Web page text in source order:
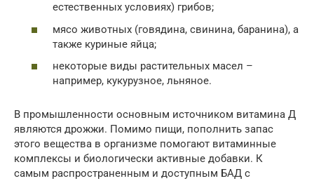
естественных условиях) грибов;
мясо животных (говядина, свинина, баранина), а
также куриные яйца;
некоторые виды растительных масел –
например, кукурузное, льняное.
В промышленности основным источником витамина Д
являются дрожжи. Помимо пищи, пополнить запас
этого вещества в организме помогают витаминные
комплексы и биологически активные добавки. К
самым распространенным и доступным БАД с